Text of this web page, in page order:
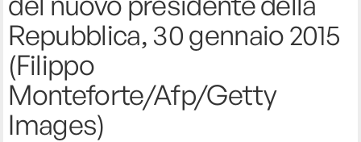
Repubblica, 30 gennaio 2015
(Filippo
Monteforte/Afp/Getty
Images)